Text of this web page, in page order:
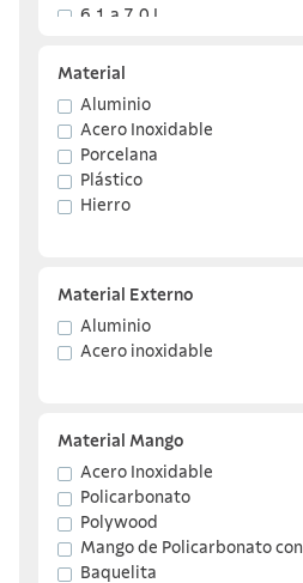
6,1 a 7,0 L
Material
Aluminio
Acero Inoxidable
Porcelana
Plástico
Hierro
Material Externo
Aluminio
Acero inoxidable
Material Mango
Acero Inoxidable
Policarbonato
Polywood
Mango de Policarbonato con
Fibra de Vidrio
Baquelita